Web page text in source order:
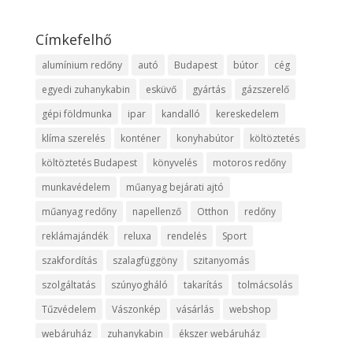
Címkefelhő
alumínium redőny autó Budapest bútor
cég
egyedi zuhanykabin
esküvő gyártás
gázszerelő
gépi földmunka
ipar kandalló
kereskedelem
klíma szerelés
konténer konyhabútor
költöztetés
költöztetés Budapest
könyvelés
motoros redőny
munkavédelem
műanyag bejárati ajtó
műanyag redőny
napellenző Otthon
redőny
reklámajándék
reluxa rendelés
Sport
szakfordítás
szalagfüggöny
szitanyomás
szolgáltatás
szúnyogháló takarítás
tolmácsolás
Tűzvédelem
Vászonkép vásárlás
webshop
webáruház
zuhanykabin ékszer webáruház